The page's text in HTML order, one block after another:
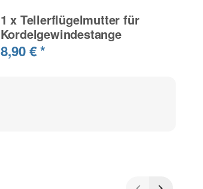
1 x Tellerflügelmutter für
Kordelgewindestange
8,90 €*